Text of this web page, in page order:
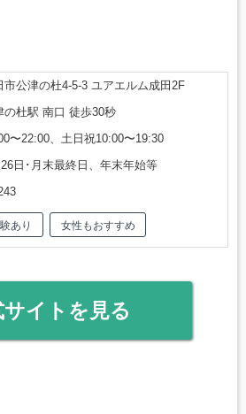
市公津の杜4-5-3 ユアエルム成田2F
の杜駅 南口 徒歩30秒
〜22:00、土日祝10:00〜19:30
日･月末最終日、年末年始等
あり 女性もおすすめ
サイトを見る